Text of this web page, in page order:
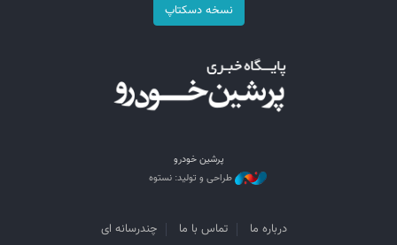
نسخه دسکتاپ
پرشین خودرو
طراحی و تولید: نستوه
درباره ما تماس با ما چندرسانه ای